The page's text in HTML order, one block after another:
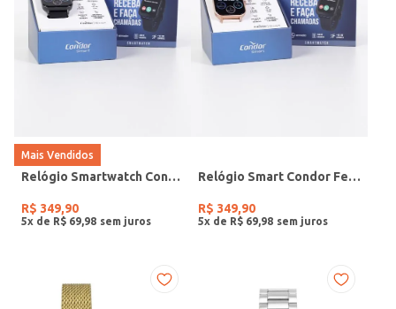
Mais Vendidos
Relógio Smartwatch Condor PRETO
R$ 349,90
5x de R$ 69 98
Relógio Smart Condor Feminino ROSE
R$ 349,90
5x de R$ 69 98